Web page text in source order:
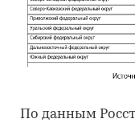
По данным